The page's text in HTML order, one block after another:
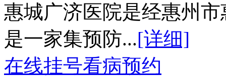
惠城广济医院是经惠州
是一家集预防...[详细]
在线挂号看病预约